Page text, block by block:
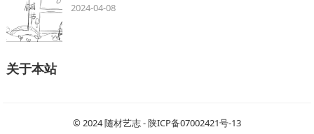
2024-04-08
关于本站
© 2024随材艺志-陕ICP备07002421号-13